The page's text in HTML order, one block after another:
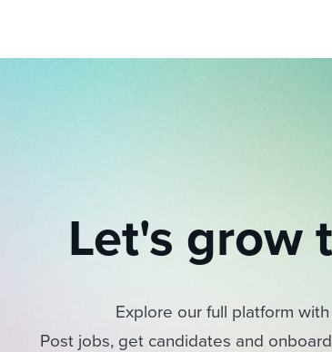
Let's grow
Explore our full platform
Post jobs, get candidates and